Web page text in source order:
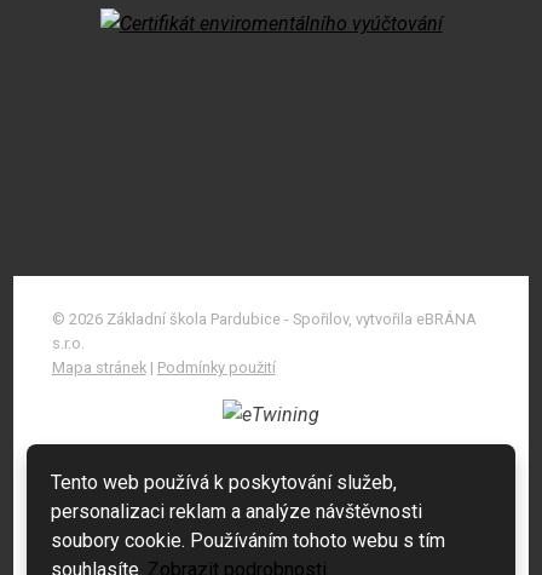
© 2026 Základní škola Pardubice - Spořilov, vytvořila eBRÁNA
s.r.o.
Mapa stránek| Podmínky použití
Tento web používá k poskytování služeb,
personalizaci reklam a analýze návštěvnosti
soubory cookie. Používáním tohoto webu s tím
souhlasíte. Zobrazit podrobnosti